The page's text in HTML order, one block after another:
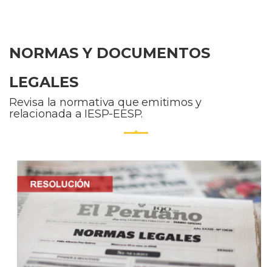
NORMAS Y DOCUMENTOS
LEGALES
Revisa la normativa que emitimos y
relacionada a IESP-EESP.